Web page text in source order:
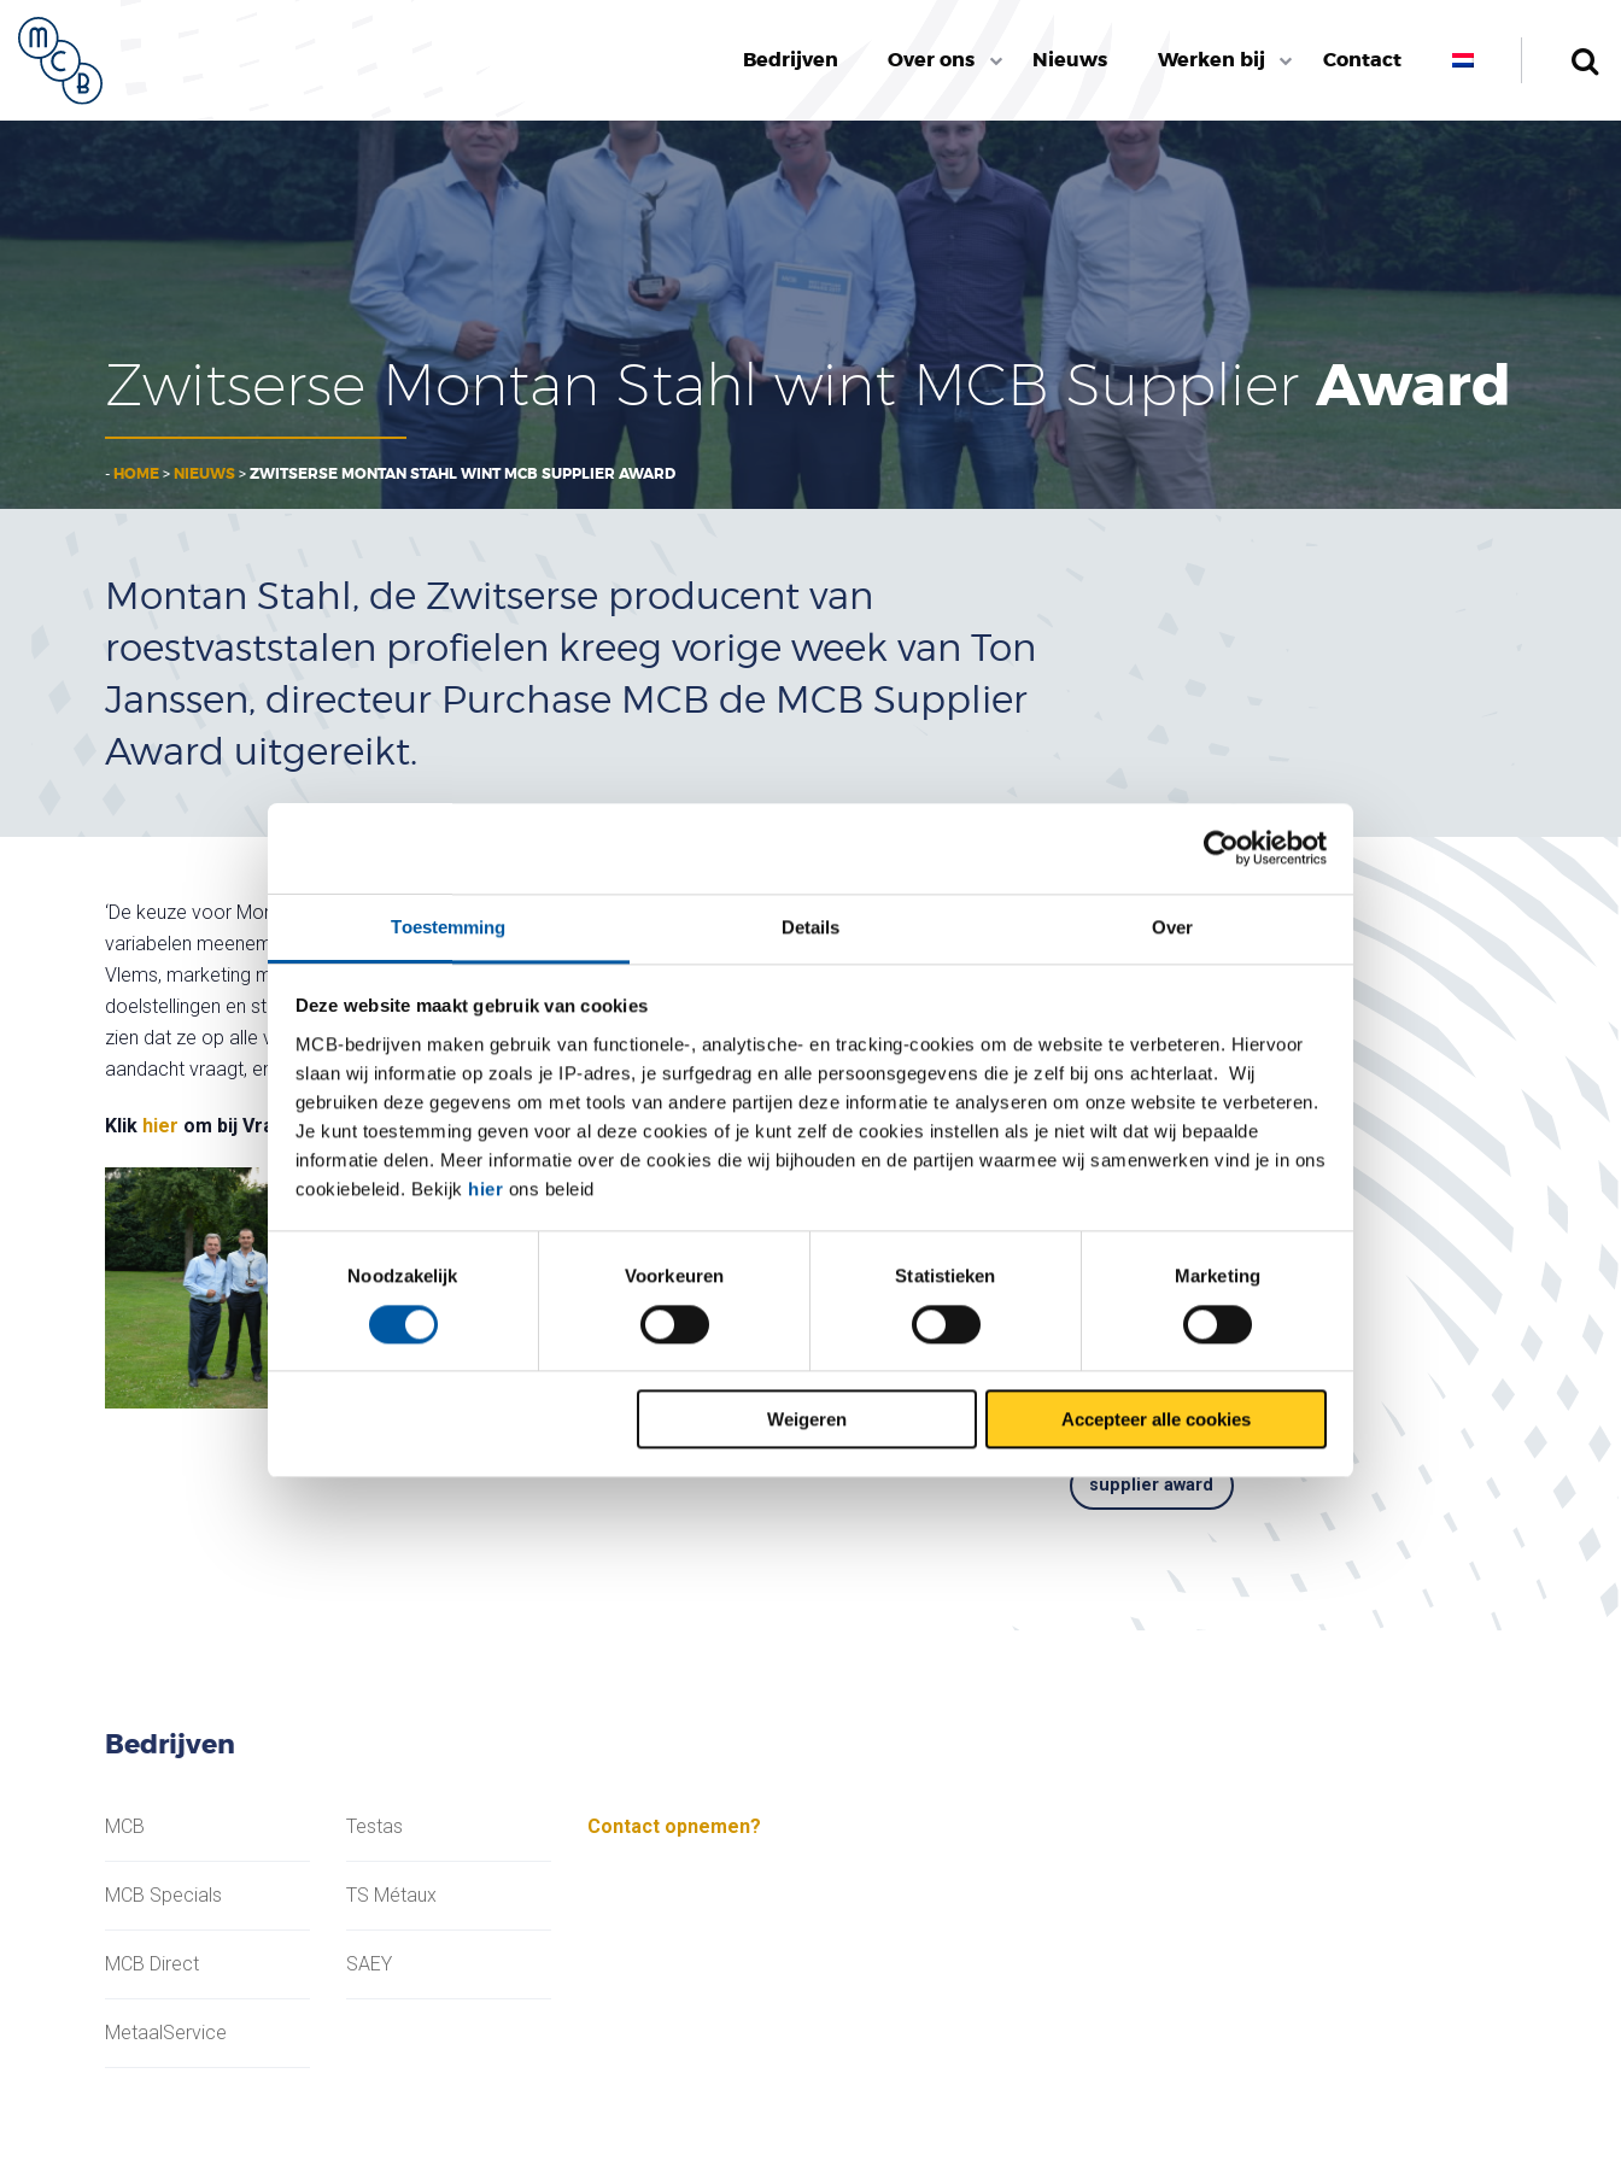
Toestemming Details Over
Deze website maakt gebruik van cookies
MCB-bedrijven maken gebruik van functionele-, analytische- en tracking-cookies om de website te verbeteren. Hiervoor
slaan wij informatie op zoals je IP-adres, je surfgedrag en alle persoonsgegevens die je zelf bij ons achterlaat. Wij
gebruiken deze gegevens om met tools van andere partijen deze informatie te analyseren om onze website te verbeteren.
Je kunt toestemming geven voor al deze cookies of je kunt zelf de cookies instellen als je niet wilt dat wij bepaalde
informatie delen. Meer informatie over de cookies die wij bijhouden en de partijen waarmee wij samenwerken vind je in ons
cookiebeleid. Bekijk hier ons beleid
Noodzakelijk
Voorkeuren Statistieken Marketing
Weigeren Accepteer alle cookies
Bedrijven Over ons Nieuws Werken bij Contact
Zwitserse Montan Stahl wint MCB Supplier Award
- HOME > NIEUWS > ZWITSERSE MONTAN STAHL WINT MCB SUPPLIER AWARD
Montan Stahl, de Zwitserse producent van
roestvaststalen profielen kreeg vorige week van Ton
Janssen, directeur Purchase MCB de MCB Supplier
Award uitgereikt.
‘De keuze voor Montan is gebaseerd op het leveranciersbeoordelingsysteem van MCB, waarin we objectieve
variabelen meenemen (zoals leverbetrouwbaarheid) maar ook subjectieve zoals innovatie’, vertelt Edwin
Vlems, marketing manager bij MCB. ‘Montan laat zien dat haar processen haarfijn aansluiten op de afspraken,
doelstellingen en strategie die we samen afgestemd hebben. Gedurende de afgelopen twee jaar laat Montan
zien dat ze op alle vlakken een betrouwbare partner zijn. Het is voor MCB een leverancier die nauwelijks
aandacht vraagt, en nieuwe zaken als EDI wordt door Montan slagvaardig opgepakt.’
Klik hier om bij Vraag en Aanbod verder te lezen
Deel dit bericht
Tags
Montan
supplier award
Bedrijven
MCB
MCB Specials
MCB Direct
MetaalService
Testas
TS Métaux
SAEY
Contact opnemen?